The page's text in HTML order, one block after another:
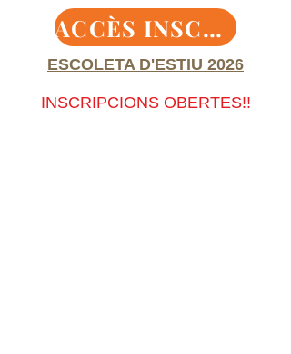
ACCÈS INSCRIPCIÓ
ESCOLETA D'ESTIU 2026
INSCRIPCIONS OBERTES!!